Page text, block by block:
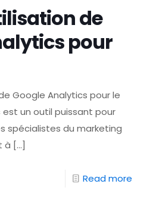
de
pour
Google Analytics pour le
est un outil puissant pour
spécialistes du marketing
à […]
Read more